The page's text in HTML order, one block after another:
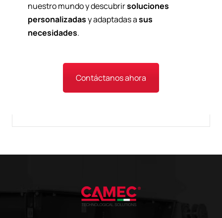
nuestro mundo y descubrirsoluciones
personalizadasy adaptadas asus
necesidades.
Contáctanos ahora